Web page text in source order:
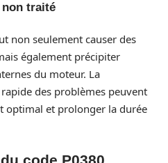
non traité
non seulement causer des
également précipiter
du moteur. La
des problèmes peuvent
optimal et prolonger la durée